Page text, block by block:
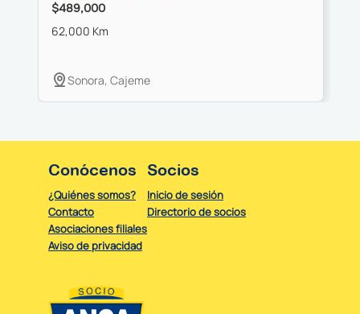
$489,000
62,000 Km
Sonora, Cajeme
Conócenos
¿Quiénes somos?
Contacto
Asociaciones filiales
Aviso de privacidad
Socios
Inicio de sesión
Directorio de socios